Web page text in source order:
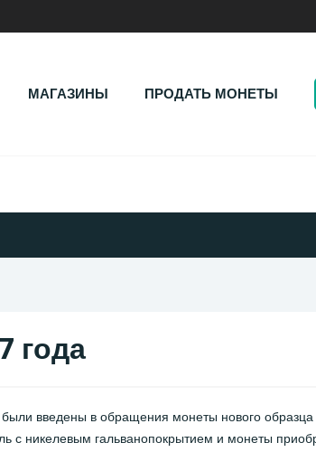
МАГАЗИНЫ ПРОДАТЬ МОНЕТЫ
года
введены в обращения монеты нового
с никелевым гальванопокрытием и монеты